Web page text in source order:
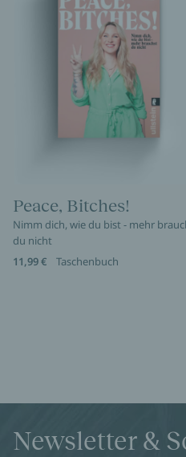
Peace, Bitches!
Nimm dich, wie du bist - mehr
du nicht
11,99 €
Taschenbuch
Newsletter &